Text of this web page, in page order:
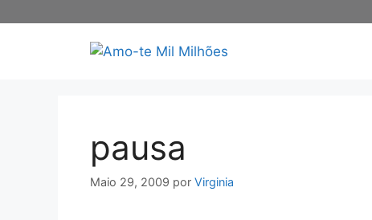
pausa
Maio 29, 2009 por Virginia